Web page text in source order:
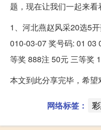
题，现在让我们一起来看
1、河北燕赵风采20选5
010-03-07 奖号码: 01 03
等奖 888注 50元 三等奖
本文到此分享完毕，希望
网络标签：